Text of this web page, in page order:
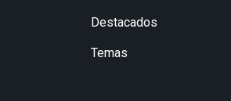
Destacados
Temas